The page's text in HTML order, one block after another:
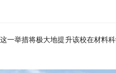
一举措将极大地提升该校在材料